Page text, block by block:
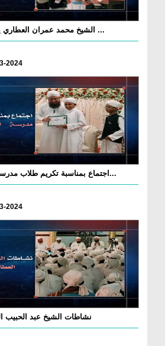
الشيخ محمد عمران العطاري يفتتح 96 منزلاً للأيتام ...
2024
اجتماع بمناسبة تكريم طلاب مدرسة المدينة وجامعة ال...
2024
نشاطات الشيخ عبد الحبيب